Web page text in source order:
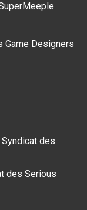
Game Designers
des
des Serious